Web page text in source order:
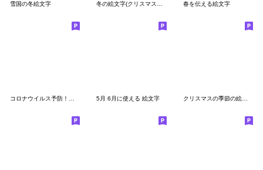
雪国の冬絵文字 冬の絵文字(クリスマス、お正月など) 春を伝える絵文字
5月 6月に使える 絵文字 クリスマスの季節の絵文字